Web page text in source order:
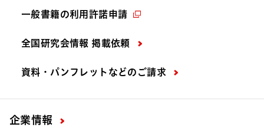
一般書籍の利用許諾申請
全国研究会情報 掲載依頼
資料・パンフレットなどの ご請求
企業情報